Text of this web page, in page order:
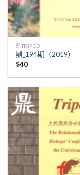
鼎TRIPOD
鼎_194期（2019）
$40